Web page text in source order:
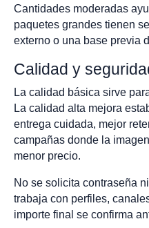
Cantidades moderadas
paquetes grandes tienen
externo o una base previa
Calidad y
La calidad básica sirve
La calidad alta mejora
entrega cuidada, mejor
campañas donde la
menor precio.
No se solicita contraseña
trabaja con perfiles,
importe final se confirma